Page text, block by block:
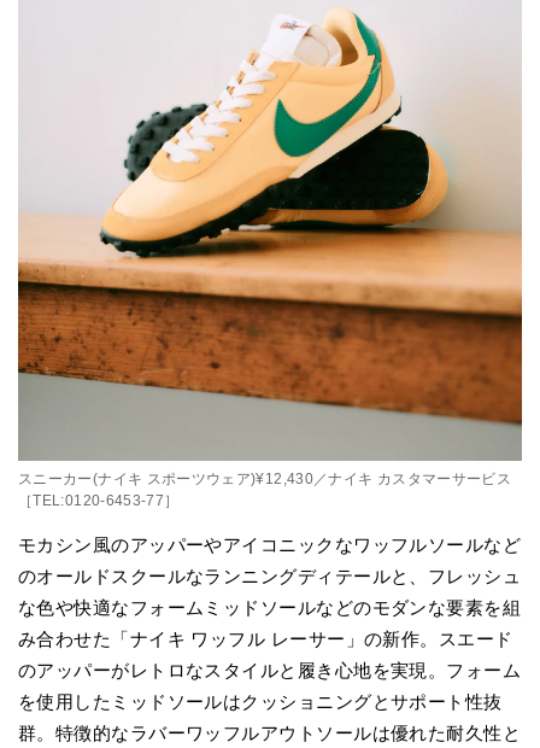
スニーカー(ナイキ スポーツウェア)¥12,430／ナイキ カスタマーサービス
［TEL:0120-6453-77］
モカシン風のアッパーやアイコニックなワッフルソールなど
のオールドスクールなランニングディテールと、フレッシュ
な色や快適なフォームミッドソールなどのモダンな要素を組
み合わせた「ナイキ ワッフル レーサー」の新作。スエード
のアッパーがレトロなスタイルと履き心地を実現。フォーム
を使用したミッドソールはクッショニングとサポート性抜
群。特徴的なラバーワッフルアウトソールは優れた耐久性と